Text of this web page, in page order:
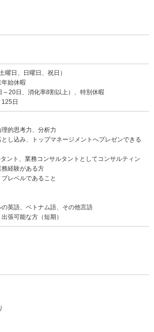
曜日、日曜日、祝日）
年始休暇
～20日、消化率8割以上）、特別休暇
125日
理的思考力、分析力
とし込み、トップマネージメントへプレゼンできる
タント、業務コンサルタントとしてコンサルティン
経験がある方
ブレベルであること
の英語、ベトナム語、その他言語
張可能な方（短期）